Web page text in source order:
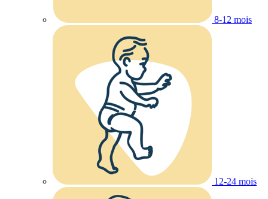
8-12 mois
12-24 mois